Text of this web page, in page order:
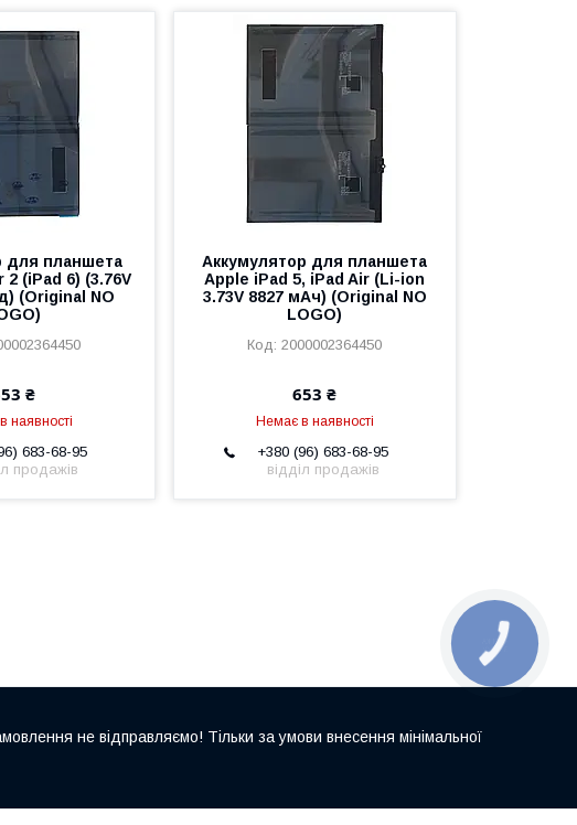
для планшета
2 (iPad 6) (3.76V
(Original NO
₴
наявності
683-68-95
продажів
Аккумулятор для планшета
Apple iPad 5, iPad Air (Li-ion
3.73V 8827 мАч) (Original NO
LOGO)
2000002364450
653 ₴
Немає в наявності
+380 (96) 683-68-95
відділ продажів
не відправляємо! Тільки за умови внесення мінімальної